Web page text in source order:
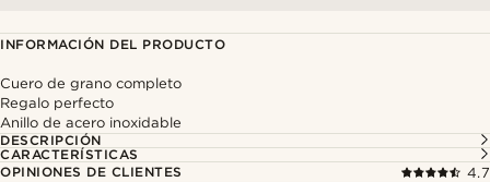
INFORMACIÓN DEL PRODUCTO
Cuero de grano completo
Regalo perfecto
Anillo de acero inoxidable
DESCRIPCIÓN
CARACTERÍSTICAS
OPINIONES DE CLIENTES
4.7